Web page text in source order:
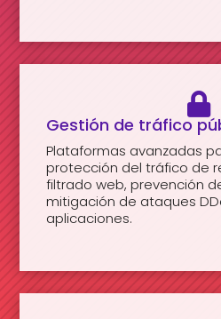

Gestión de tráfico
Plataformas avanzadas
protección del tráfico de
filtrado web, prevención
mitigación de ataques
aplicaciones.